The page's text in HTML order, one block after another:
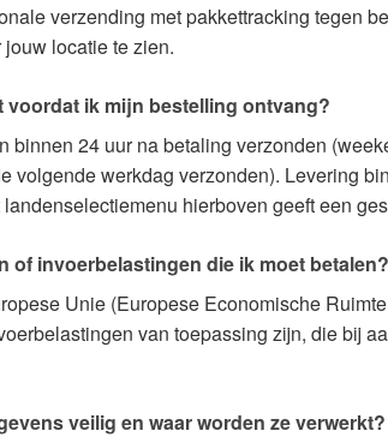
verzending met pakkettracking tegen
locatie te zien.
voordat ik mijn bestelling ontvang?
binnen 24 uur na betaling verzonden
volgende werkdag verzonden). Levering
hierboven geeft een
of invoerbelastingen die ik moet betalen?
Unie (Europese Economische
van toepassing zijn, die bij
veilig en waar worden ze verwerkt?